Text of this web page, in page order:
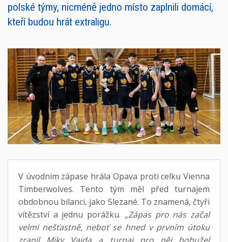
polské týmy, nicméně jedno místo zaplnili domácí,
kteří budou hrát extraligu.
V úvodním zápase hrála Opava proti celku Vienna
Timberwolves. Tento tým měl před turnajem
obdobnou bilanci, jako Slezané. To znamená, čtyři
vítězství a jednu porážku. „Zápas pro nás začal
velmi nešťastně, neboť se hned v prvním útoku